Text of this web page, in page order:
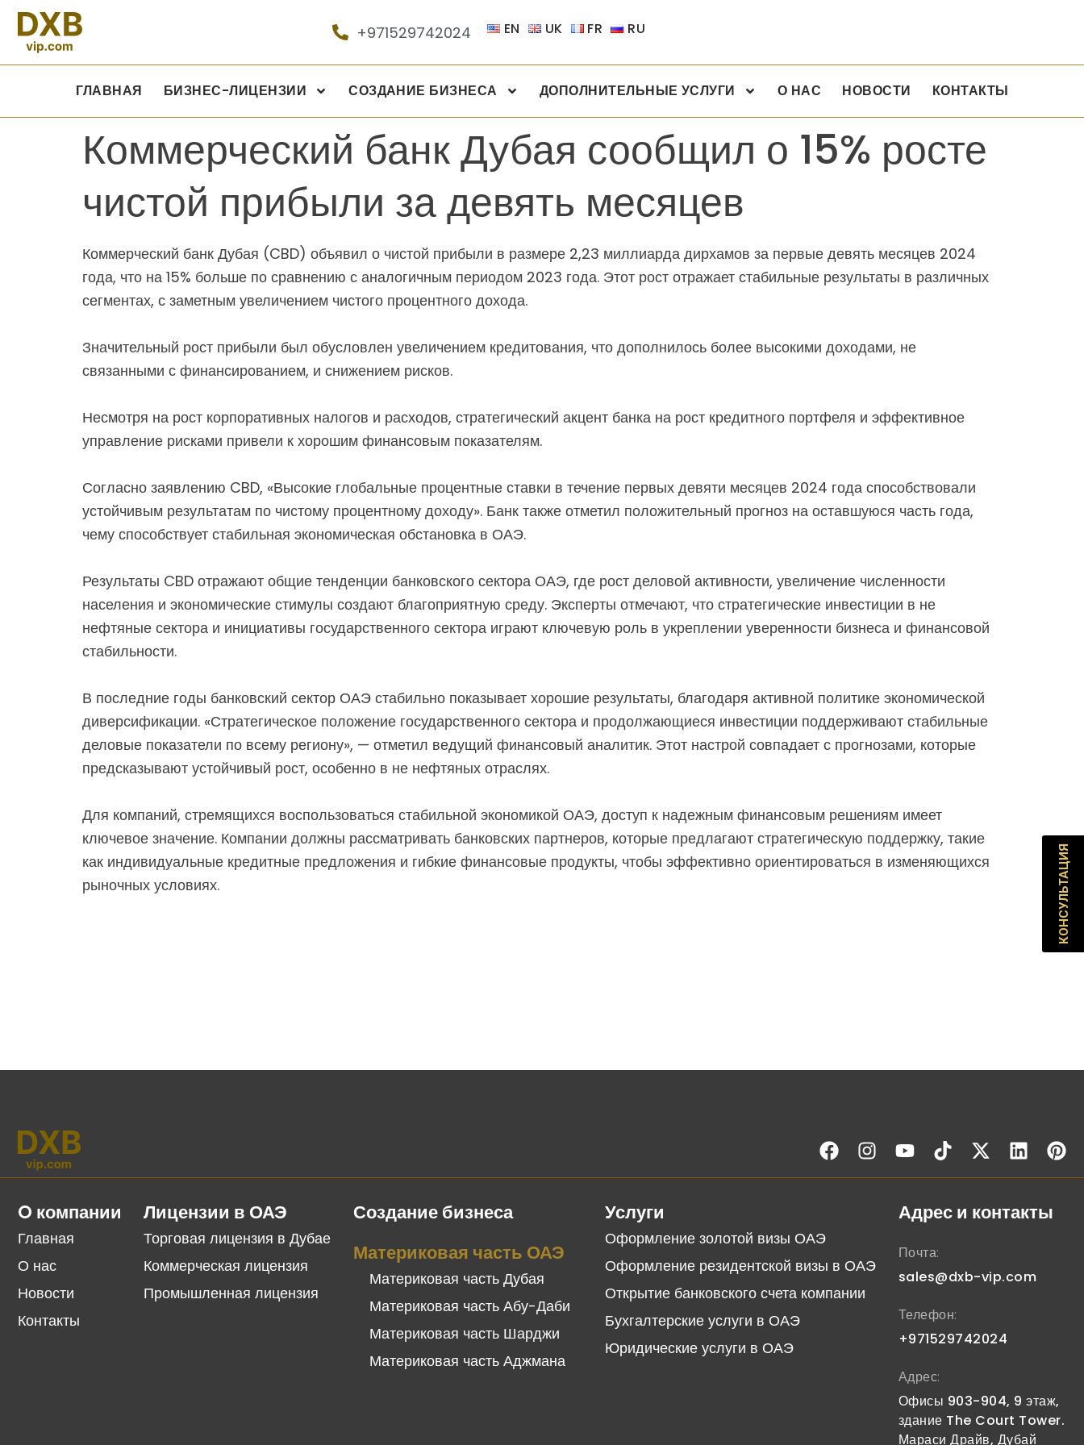
+971529742024 EN UK FR RU
ГЛАВНАЯ БИЗНЕС-ЛИЦЕНЗИИ СОЗДАНИЕ БИЗНЕСА ДОПОЛНИТЕЛЬНЫЕ УСЛУГИ О НАС НОВОСТИ КОНТАКТЫ
Коммерческий банк Дубая сообщил о 15% росте
чистой прибыли за девять месяцев
Коммерческий банк Дубая (CBD) объявил о чистой прибыли в размере 2,23 миллиарда дирхамов за первые девять месяцев 2024
года, что на 15% больше по сравнению с аналогичным периодом 2023 года. Этот рост отражает стабильные результаты в различных
сегментах, с заметным увеличением чистого процентного дохода.
Значительный рост прибыли был обусловлен увеличением кредитования, что дополнилось более высокими доходами, не
связанными с финансированием, и снижением рисков.
Несмотря на рост корпоративных налогов и расходов, стратегический акцент банка на рост кредитного портфеля и эффективное
управление рисками привели к хорошим финансовым показателям.
Согласно заявлению CBD, «Высокие глобальные процентные ставки в течение первых девяти месяцев 2024 года способствовали
устойчивым результатам по чистому процентному доходу». Банк также отметил положительный прогноз на оставшуюся часть года,
чему способствует стабильная экономическая обстановка в ОАЭ.
Результаты CBD отражают общие тенденции банковского сектора ОАЭ, где рост деловой активности, увеличение численности
населения и экономические стимулы создают благоприятную среду. Эксперты отмечают, что стратегические инвестиции в не
нефтяные сектора и инициативы государственного сектора играют ключевую роль в укреплении уверенности бизнеса и финансовой
стабильности.
В последние годы банковский сектор ОАЭ стабильно показывает хорошие результаты, благодаря активной политике экономической
диверсификации. «Стратегическое положение государственного сектора и продолжающиеся инвестиции поддерживают стабильные
деловые показатели по всему региону», — отметил ведущий финансовый аналитик. Этот настрой совпадает с прогнозами, которые
предсказывают устойчивый рост, особенно в не нефтяных отраслях.
Для компаний, стремящихся воспользоваться стабильной экономикой ОАЭ, доступ к надежным финансовым решениям имеет
ключевое значение. Компании должны рассматривать банковских партнеров, которые предлагают стратегическую поддержку, такие
как индивидуальные кредитные предложения и гибкие финансовые продукты, чтобы эффективно ориентироваться в изменяющихся
рыночных условиях.
КОНСУЛЬТАЦИЯ
O компании
Главная
О нас
Новости
Контакты
Лицензии в ОАЭ
Торговая лицензия в Дубае
Коммерческая лицензия
Промышленная лицензия
Создание бизнеса
Материковая часть ОАЭ
Материковая часть Дубая
Материковая часть Абу-Даби
Материковая часть Шарджи
Материковая часть Аджмана
Услуги
Оформление золотой визы ОАЭ
Оформление резидентской визы в ОАЭ
Открытие банковского счета компании
Бухгалтерские услуги в ОАЭ
Юридические услуги в ОАЭ
Адрес и контакты
Почта:
sales@dxb-vip.com
Телефон:
+971529742024
Адрес:
Офисы 903-904, 9 этаж,
здание The Court Tower.
Мараси Драйв, Дубай